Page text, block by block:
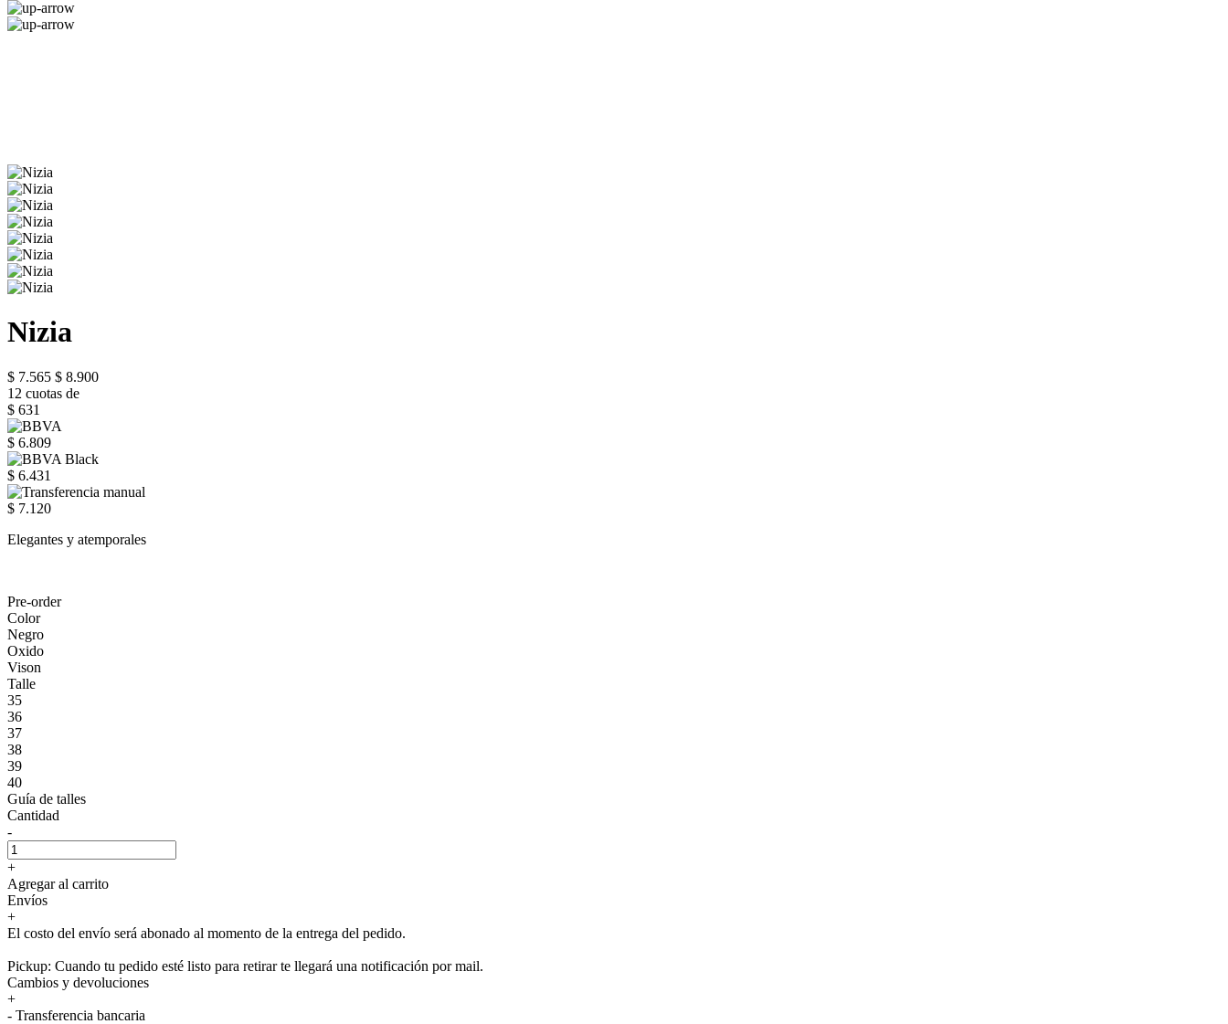
Nizia
$ 7.565 $ 8.900
12 cuotas de
$ 631
$ 6.809
$ 6.431
$ 7.120
Elegantes y atemporales
Pre-order
Color
Negro
Oxido
Vison
Talle
35
36
37
38
39
40
Guía de talles
Cantidad
-
+
Agregar al carrito
Envíos
+
El costo del envío será abonado al momento de la entrega del pedido.
Pickup: Cuando tu pedido esté listo para retirar te llegará una notificación por mail.
Cambios y devoluciones
+
- Transferencia bancaria